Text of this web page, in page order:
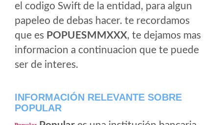
el codigo Swift de la entidad, para algun
papeleo de debas hacer. te recordamos
que es POPUESMMXXX, te dejamos mas
informacion a continuacion que te puede
ser de interes.
INFORMACIÓN RELEVANTE SOBRE
POPULAR